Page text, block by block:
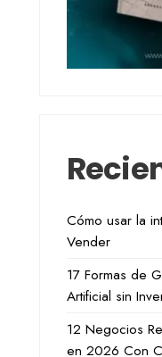
Cómo usar la
Vender
17 Formas de
Artificial sin
12 Negocios
en 2026 Con